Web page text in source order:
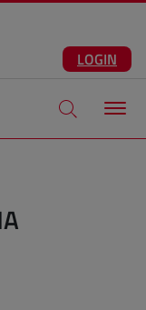
LOGIN
Apri modale